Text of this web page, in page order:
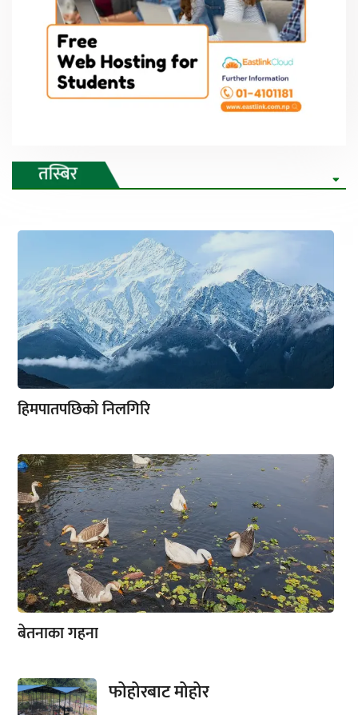
हिमपातपछिको निलगिरि
बेतनाका गहना
फोहोरबाट मोहोर